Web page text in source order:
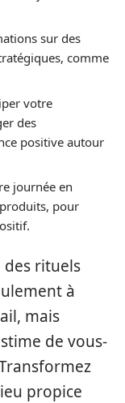
sur des
comme
votre
des
positive autour
journée en
pour
rituels
à
mais
de vous-
propice